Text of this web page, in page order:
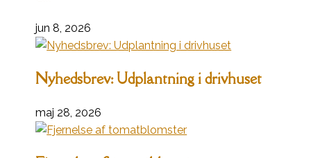
jun 8, 2026
Nyhedsbrev: Udplantning i drivhuset
maj 28, 2026